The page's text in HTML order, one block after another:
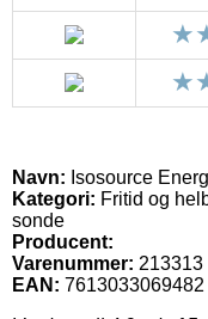
Navn: Isosource
Kategori: Fritid og
sonde
Producent:
Varenummer: 213313
EAN: 7613033069482